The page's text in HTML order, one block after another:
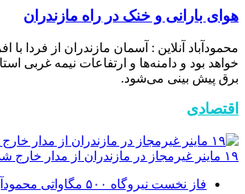
هوای بارانی و خنک در راه مازندران
محمودآباد آنلاین : آسمان مازندران از فردا با
خواهد بود و دامنه‌ها و ارتفاعات نیمه غربی
برق پیش بینی می‌شود.
اقتصادی
۱۹ ماینر غیرمجاز در مازندران از مدار خارج شد
فاز نخست نیروگاه ۵۰۰